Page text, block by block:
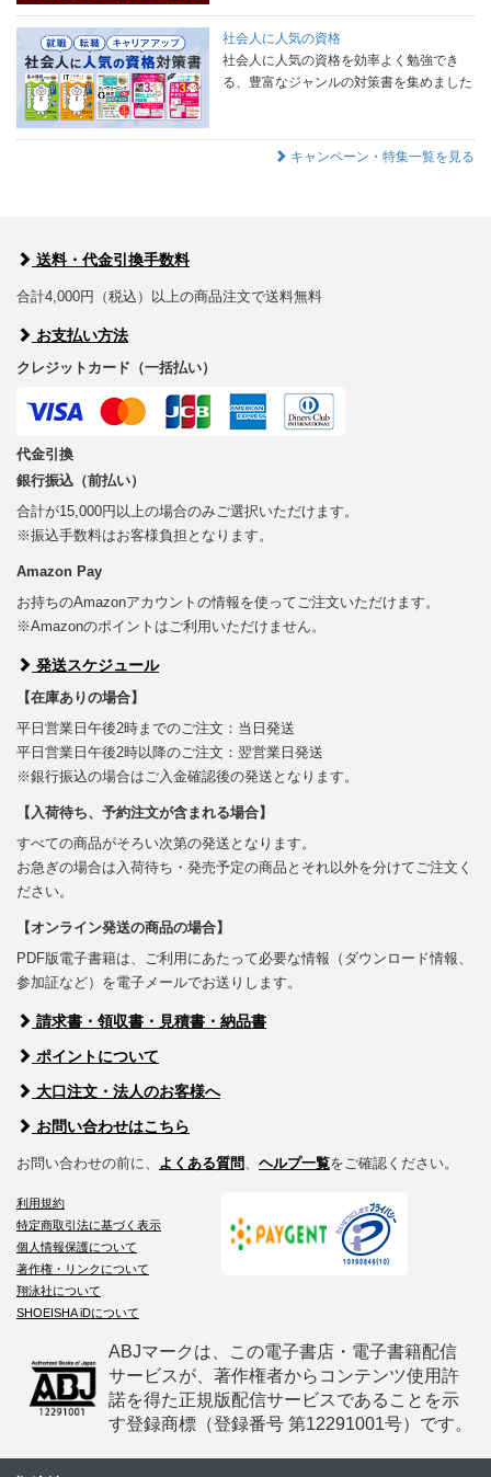
社会人に人気の資格
社会人に人気の資格を効率よく勉強でき
る、豊富なジャンルの対策書を集めました
キャンペーン・特集一覧を見る
送料・代金引換手数料
合計4,000円（税込）以上の商品注文で送料無料
お支払い方法
クレジットカード（一括払い）
代金引換
銀行振込（前払い）
合計が15,000円以上の場合のみご選択いただけます。
※振込手数料はお客様負担となります。
Amazon Pay
お持ちのAmazonアカウントの情報を使ってご注文いただけます。
※Amazonのポイントはご利用いただけません。
発送スケジュール
【在庫ありの場合】
平日営業日午後2時までのご注文：当日発送
平日営業日午後2時以降のご注文：翌営業日発送
※銀行振込の場合はご入金確認後の発送となります。
【入荷待ち、予約注文が含まれる場合】
すべての商品がそろい次第の発送となります。
お急ぎの場合は入荷待ち・発売予定の商品とそれ以外を分けてご注文く
ださい。
【オンライン発送の商品の場合】
PDF版電子書籍は、ご利用にあたって必要な情報（ダウンロード情報、
参加証など）を電子メールでお送りします。
請求書・領収書・見積書・納品書
ポイントについて
大口注文・法人のお客様へ
お問い合わせはこちら
お問い合わせの前に、 よくある質問、 ヘルプ一覧をご確認ください。
利用規約
特定商取引法に基づく表示
個人情報保護について
著作権・リンクについて
翔泳社について
SHOEISHA iDについて
ABJマークは、この電子書店・電子書籍配信
サービスが、著作権者からコンテンツ使用許
諾を得た正規版配信サービスであることを示
す登録商標（登録番号 第12291001号）です。